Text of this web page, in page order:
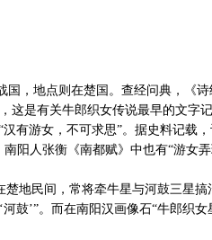
，地点则在楚国。查经问典，《诗
是有关牛郎织女传说最早的文字
有游女，不可求思”。据史料记载，
阳人张衡《南都赋》中也有“游女
地民间，常将牵牛星与河鼓三星搞
鼓’”。而在南阳汉画像石“牛郎织